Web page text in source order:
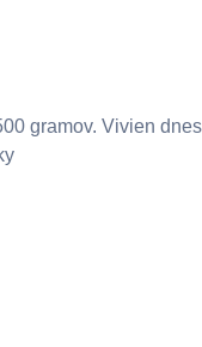
gramov. Vivien